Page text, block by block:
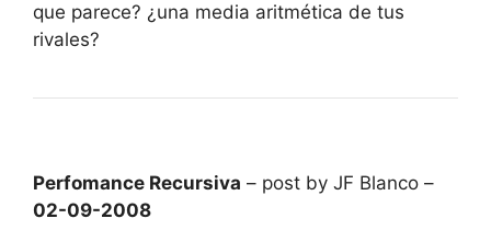
que parece? ¿una media aritmética de tus
rivales?
Perfomance Recursiva – post by JF Blanco –
02-09-2008